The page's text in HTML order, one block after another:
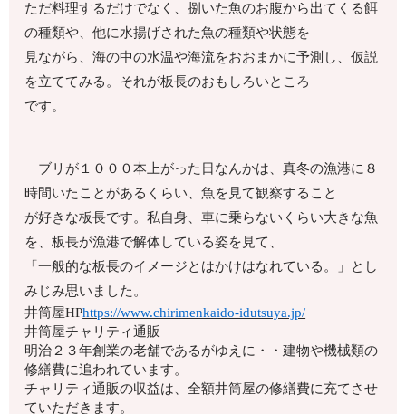
ただ料理するだけでなく、捌いた魚のお腹から出てくる餌
の種類や、他に水揚げされた魚の種類や状態を
見ながら、海の中の水温や海流をおおまかに予測し、仮説
を立ててみる。それが板長のおもしろいところ
です。
ブリが１０００本上がった日なんかは、真冬の漁港に８
時間いたことがあるくらい、魚を見て観察すること
が好きな板長です。私自身、車に乗らないくらい大きな魚
を、板長が漁港で解体している姿を見て、
「一般的な板長のイメージとはかけはなれている。」とし
みじみ思いました。
井筒屋HPhttps://www.chirimenkaido-idutsuya.jp/
井筒屋チャリティ通販
明治２３年創業の老舗であるがゆえに・・建物や機械類の
修繕費に追われています。
チャリティ通販の収益は、全額井筒屋の修繕費に充てさせ
ていただきます。